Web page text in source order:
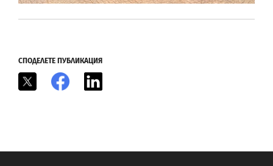
СПОДЕЛЕТЕ ПУБЛИКАЦИЯ
Facebook